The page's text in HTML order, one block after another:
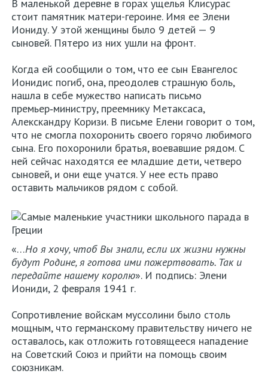
В маленькой деревне в горах ущелья Клисурас
стоит памятник матери-героине. Имя ее Элени
Иониду. У этой женщины было 9 детей — 9
сыновей. Пятеро из них ушли на фронт.
Когда ей сообщили о том, что ее сын Евангелос
Ионидис погиб, она, преодолев страшную боль,
нашла в себе мужество написать письмо
премьер‑министру, преемнику Метаксаса,
Алекскандру Коризи. В письме Елени говорит о том,
что не смогла похоронить своего горячо любимого
сына. Его похоронили братья, воевавшие рядом. С
ней сейчас находятся ее младшие дети, четверо
сыновей, и они еще учатся. У нее есть право
оставить мальчиков рядом с собой.
«…Но я хочу, чтоб Вы знали, если их жизни нужны
будут Родине, я готова ими пожертвовать. Так и
передайте нашему королю». И подпись: Элени
Иониди, 2 февраля 1941 г.
Сопротивление войскам муссолини было столь
мощным, что германскому правительству ничего не
оставалось, как отложить готовящееся нападение
на Советский Союз и прийти на помощь своим
союзникам.